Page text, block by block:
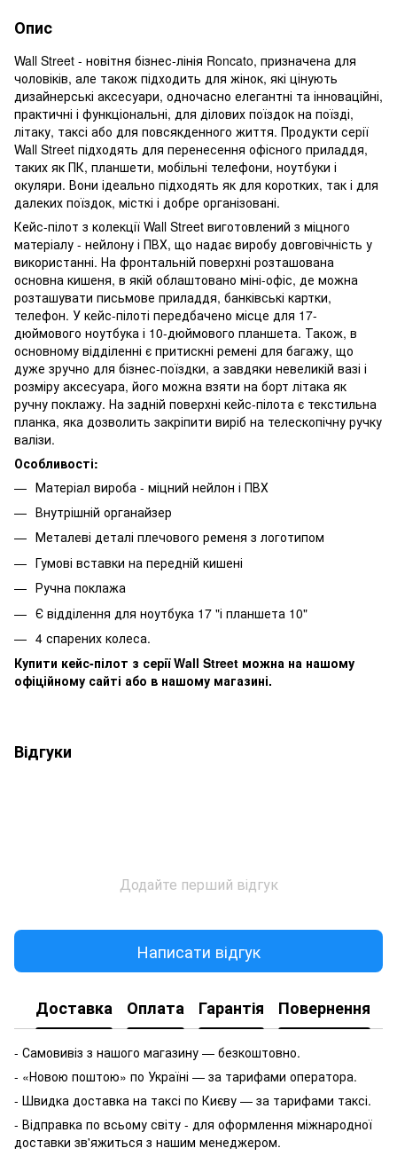
Опис
Wall Street - новітня бізнес-лінія Roncato, призначена для
чоловіків, але також підходить для жінок, які цінують
дизайнерські аксесуари, одночасно елегантні та інноваційні,
практичні і функціональні, для ділових поїздок на поїзді,
літаку, таксі або для повсякденного життя. Продукти серії
Wall Street підходять для перенесення офісного приладдя,
таких як ПК, планшети, мобільні телефони, ноутбуки і
окуляри. Вони ідеально підходять як для коротких, так і для
далеких поїздок, місткі і добре організовані.
Кейс-пілот з колекції Wall Street виготовлений з міцного
матеріалу - нейлону і ПВХ, що надає виробу довговічність у
використанні. На фронтальній поверхні розташована
основна кишеня, в якій облаштовано міні-офіс, де можна
розташувати письмове приладдя, банківські картки,
телефон. У кейс-пілоті передбачено місце для 17-
дюймового ноутбука і 10-дюймового планшета. Також, в
основному відділенні є притискні ремені для багажу, що
дуже зручно для бізнес-поїздки, а завдяки невеликій вазі і
розміру аксесуара, його можна взяти на борт літака як
ручну поклажу. На задній поверхні кейс-пілота є текстильна
планка, яка дозволить закріпити виріб на телескопічну ручку
валізи.
Особливості:
Матеріал вироба - міцний нейлон і ПВХ
Внутрішній органайзер
Металеві деталі плечового ременя з логотипом
Гумові вставки на передній кишені
Ручна поклажа
Є відділення для ноутбука 17 "і планшета 10"
4 спарених колеса.
Купити кейс-пілот з серії Wall Street можна на нашому
офіційному сайті або в нашому магазині.
Відгуки
Додайте перший відгук
Написати відгук
Доставка Оплата Гарантія Повернення
- Самовивіз з нашого магазину — безкоштовно.
- «Новою поштою» по Україні — за тарифами оператора.
- Швидка доставка на таксі по Києву — за тарифами таксі.
- Відправка по всьому світу - для оформлення міжнародної
доставки зв'яжиться з нашим менеджером.